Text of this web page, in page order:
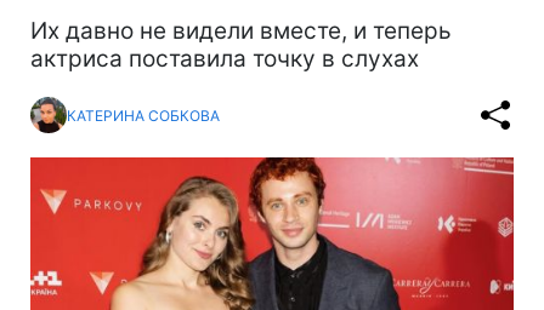
Их давно не видели вместе, и теперь
актриса поставила точку в слухах
КАТЕРИНА СОБКОВА